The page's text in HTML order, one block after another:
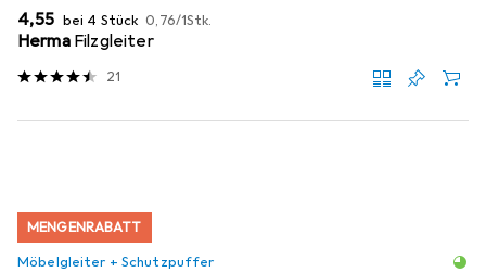
EUR
4,55 bei 4 Stück EUR
0,76/1Stk.
Herma Filzgleiter
21
MENGENRABATT
Möbelgleiter + Schutzpuffer